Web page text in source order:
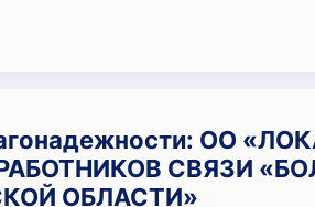
ОО
СВЯЗИ
ОБЛАСТИ»